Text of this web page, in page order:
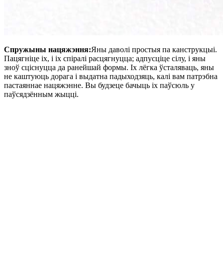
Спружыны нацяжэння:Яны даволі простыя па канструкцыі.
Пацягніце іх, і іх спіралі расцягнуцца; адпусціце сілу, і яны
зноў сціснуцца да ранейшай формы. Іх лёгка ўсталяваць, яны
не каштуюць дорага і выдатна падыходзяць, калі вам патрэбна
пастаяннае нацяжэнне. Вы будзеце бачыць іх паўсюль у
паўсядзённым жыцці.